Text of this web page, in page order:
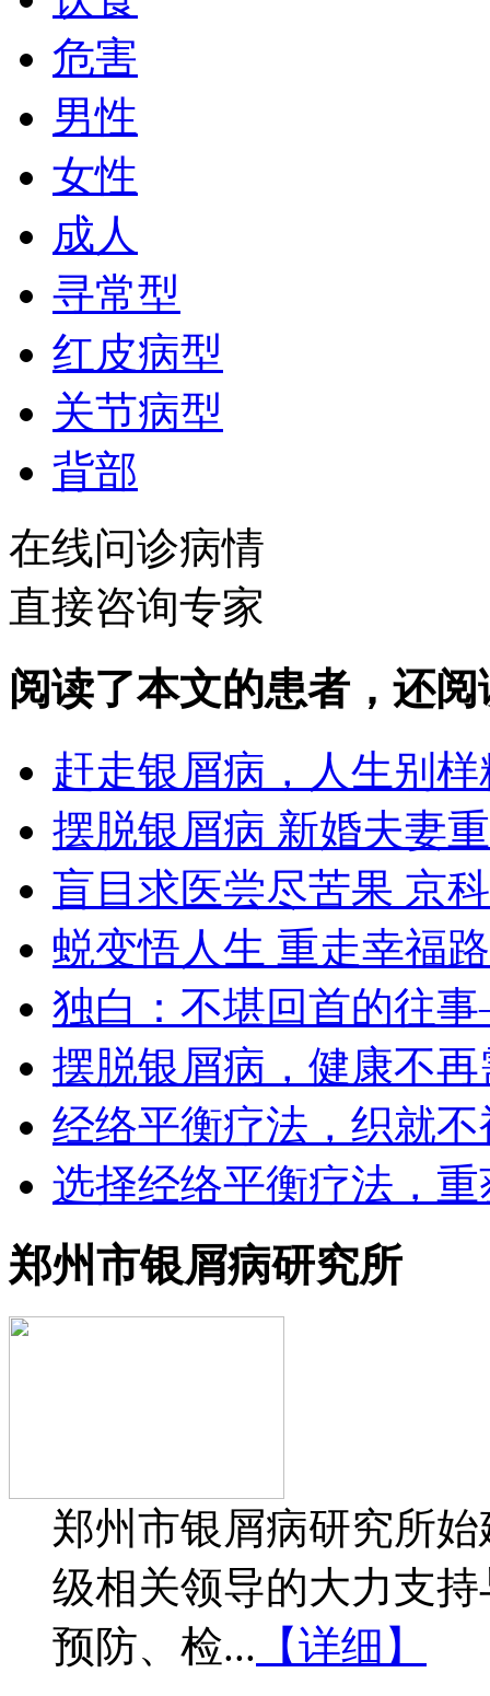
危害
男性
女性
成人
寻常型
红皮病型
关节病型
背部
在线问诊病情
直接咨询专家
阅读了本文的患者，还
赶走银屑病，人生别
摆脱银屑病 新婚夫妻
盲目求医尝尽苦果 京
蜕变悟人生 重走幸福路
独白：不堪回首的往
摆脱银屑病，健康不
经络平衡疗法，织就
选择经络平衡疗法，
郑州市银屑病研究所
郑州市银屑病研究所
级相关领导的大力支
预防、检... 【详细】